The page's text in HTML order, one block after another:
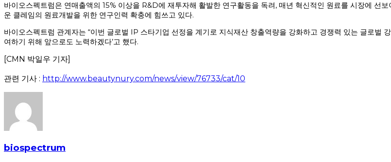
바이오스펙트럼은 연매출액의 15% 이상을 R&D에 재투자해 활발한 연구활동을 독려, 매년 혁신적인 원료를 시장에 선
운 클레임의 원료개발을 위한 연구인력 확충에 힘쓰고 있다.
바이오스펙트럼 관계자는 “이번 글로벌 IP 스타기업 선정을 계기로 지식재산 창출역량을 강화하고 경쟁력 있는 글로벌
여하기 위해 앞으로도 노력하겠다’고 했다.
[CMN 박일우 기자]
관련 기사 : http://www.beautynury.com/news/view/76733/cat/10
biospectrum